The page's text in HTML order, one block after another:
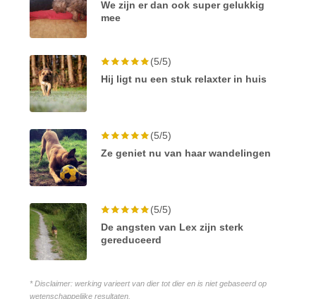
We zijn er dan ook super gelukkig
mee
(5/5)
Hij ligt nu een stuk relaxter in huis
(5/5)
Ze geniet nu van haar wandelingen
(5/5)
De angsten van Lex zijn sterk
gereduceerd
* Disclaimer: werking varieert van dier tot dier en is niet gebaseerd op
wetenschappelijke resultaten.